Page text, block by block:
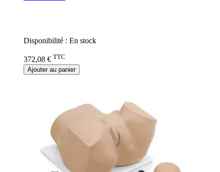
Disponibilité : En stock
372,08 € TTC
Ajouter au panier